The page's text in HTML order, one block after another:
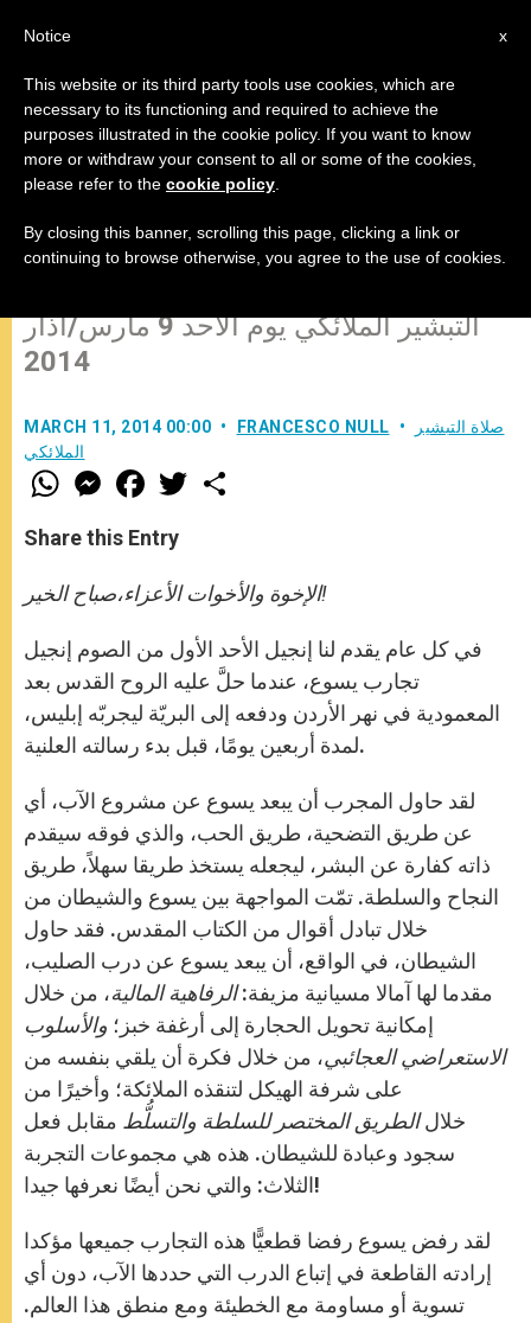
"لا تتحاوروا مع الشيطان بل احتموا في
كلمة الله!"
التبشير الملائكي يوم الأحد 9 مارس/آذار
2014
MARCH 11, 2014 00:00 FRANCESCO NULL
صلاة التبشير
الملائكي
W
h
t
s
p
p
M
e
s
e
g
e
F
a
e
b
o
k
w
r
Share this Entry
الإخوة والأخوات الأعزاء،صباح الخير!
في كل عام يقدم لنا إنجيل الأحد الأول من الصوم إنجيل
تجارب يسوع، عندما حلَّ عليه الروح القدس بعد
المعمودية في نهر الأردن ودفعه إلى البريّة ليجربّه إبليس،
لمدة أربعين يومًا، قبل بدء رسالته العلنية.
لقد حاول المجرب أن يبعد يسوع عن مشروع الآب، أي
عن طريق التضحية، طريق الحب، والذي فوقه سيقدم
ذاته كفارة عن البشر، ليجعله يستخذ طريقا سهلاً، طريق
النجاح والسلطة. تمّت المواجهة بين يسوع والشيطان من
خلال تبادل أقوال من الكتاب المقدس. فقد حاول
الشيطان، في الواقع، أن يبعد يسوع عن درب الصليب،
مقدما لها آمالا مسيانية مزيفة:الرفاهية المالية، من خلال
إمكانية تحويل الحجارة إلى أرغفة خبز؛ والأسلوب
الاستعراضي العجائبي، من خلال فكرة أن يلقي بنفسه من
على شرفة الهيكل لتنقذه الملائكة؛ وأخيرًا من
خلالالطريق المختصر للسلطة والتسلُّط مقابل فعل
سجود وعبادة للشيطان. هذه هي مجموعات التجربة
الثلاث: والتي نحن أيضًا نعرفها جيدا!
لقد رفض يسوع رفضا قطعيًّا هذه التجارب جميعها مؤكدا
إرادته القاطعة في إتباع الدرب التي حددها الآب، دون أي
تسوية أو مساومة مع الخطيئة ومع منطق هذا العالم.
x
Notice
This website or its third party tools use cookies, which are
necessary to its functioning and required to achieve the
purposes illustrated in the cookie policy. If you want to know
more or withdraw your consent to all or some of the cookies,
please refer to the cookie policy
By closing this banner, scrolling this page, clicking a link or
continuing to browse otherwise, you agree to the use of cookies.